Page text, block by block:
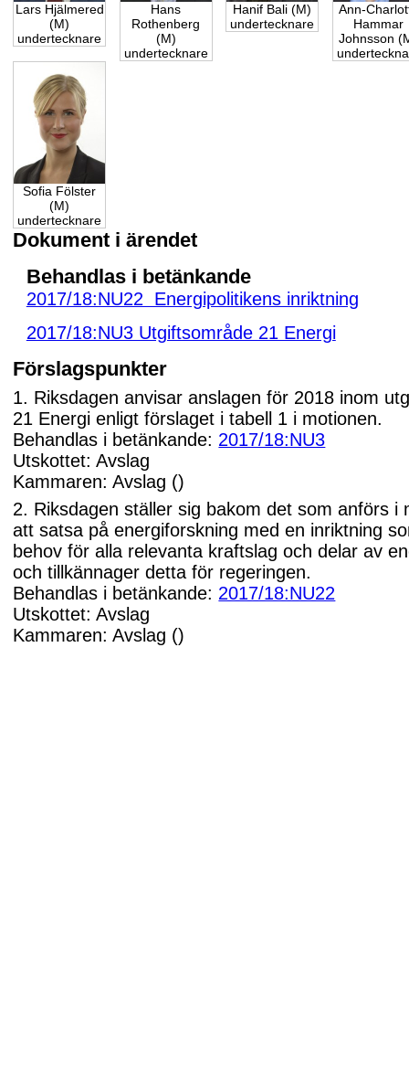
Lars Hjälmered
(M)
undertecknare
Hans
Rothenberg
(M)
undertecknare
Hanif Bali (M)
undertecknare
Ann-
Hammar
Johnsson
Sofia Fölster
(M)
undertecknare
Dokument i ärendet
Behandlas i betänkande
2017/18:NU22 Energipolitikens inriktning
2017/18:NU3 Utgiftsområde 21 Energi
Förslagspunkter
1. Riksdagen anvisar anslagen för 2018 inom
21 Energi enligt förslaget i tabell 1 i motionen.
Behandlas i betänkande: 2017/18:NU3
Utskottet: Avslag
Kammaren: Avslag ()
2. Riksdagen ställer sig bakom det som anförs i
att satsa på energiforskning med en inriktning
behov för alla relevanta kraftslag och delar av
och tillkännager detta för regeringen.
Behandlas i betänkande: 2017/18:NU22
Utskottet: Avslag
Kammaren: Avslag ()